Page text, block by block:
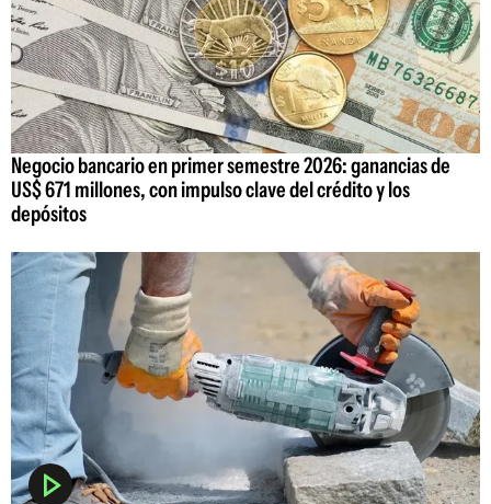
Negocio bancario en primer semestre 2026: ganancias de
US$ 671 millones, con impulso clave del crédito y los
depósitos